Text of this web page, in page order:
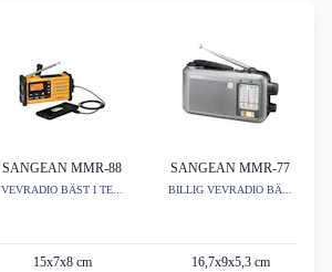
SANGEAN MMR-88
VEVRADIO BÄST I TE...
15x7x8 cm
SANGEAN MMR-77
BILLIG VEVRADIO BÄ...
16,7x9x5,3 cm